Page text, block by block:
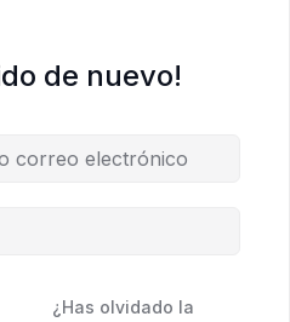
de nuevo!
¿Has olvidado la